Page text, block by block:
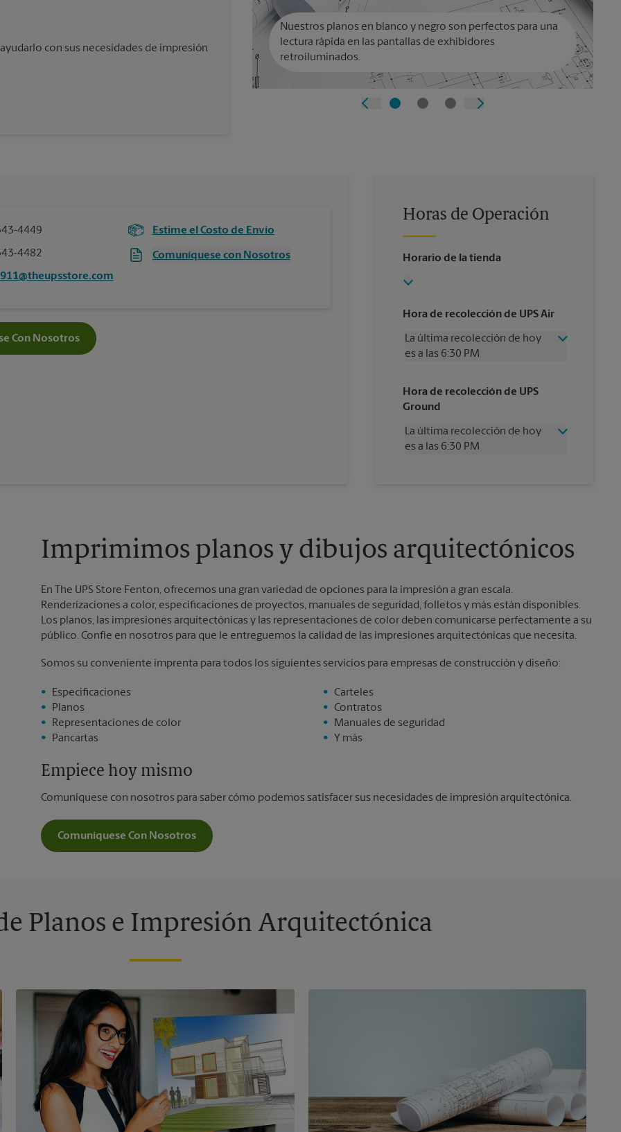
con sus necesidades de impresión
Nuestros planos en blanco y negro son perfectos para una
lectura rápida en las pantallas de exhibidores
retroiluminados.
4449
4482
Estime el Costo de Envío
Comuníquese con Nosotros
Con Nosotros
Horas de Operación
Horario de la tienda
Hora de recolección de UPS Air
La última recolección de hoy
es a las 6:30 PM
Jueves
6:30 PM
Viernes
Sábado
2:30 PM
Domingo
Sin Recolección
Hora de recolección de UPS
Ground
La última recolección de hoy
es a las 6:30 PM
Domingo
Sin Recolección
Lunes
6:30 PM
Martes
Imprimimos planos y dibujos arquitectónicos
En The UPS Store Fenton, ofrecemos una gran variedad de opciones para la impresión a gran escala.
Renderizaciones a color, especificaciones de proyectos, manuales de seguridad, folletos y más están disponibles.
Los planos, las impresiones arquitectónicas y las representaciones de color deben comunicarse perfectamente a su
público. Confíe en nosotros para que le entreguemos la calidad de las impresiones arquitectónicas que necesita.
Somos su conveniente imprenta para todos los siguientes servicios para empresas de construcción y diseño:
Especificaciones
Planos
Representaciones de color
Pancartas
Carteles
Contratos
Manuales de seguridad
Y más
Empiece hoy mismo
Comuníquese con nosotros para saber cómo podemos satisfacer sus necesidades de impresión arquitectónica.
Comuníquese Con Nosotros
Planos e Impresión Arquitectónica